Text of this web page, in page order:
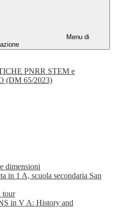
Menu di
PNRR STEM e
(DM 65/2023)
dimensioni
in 1 A, scuola secondaria San
tour
in V A: History and